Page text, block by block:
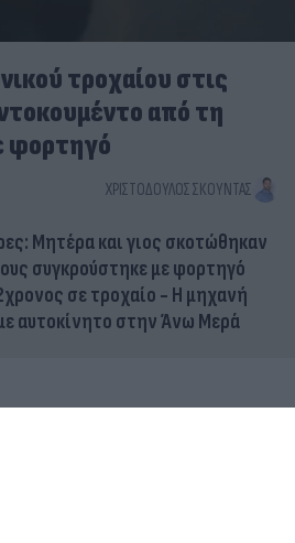
τροχαίου στις
από τη
φορτηγό
ΧΡΙΣΤΌΔΟΥΛΟΣ ΣΚΟΎΝΤΑΣ
Μητέρα και γιος σκοτώθηκαν
συγκρούστηκε με φορτηγό
σε τροχαίο - Η μηχανή
αυτοκίνητο στην Άνω Μερά